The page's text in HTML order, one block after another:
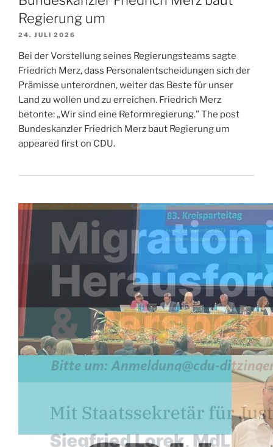
Regierung um
24. JULI 2026
Bei der Vorstellung seines Regierungsteams sagte
Friedrich Merz, dass Personalentscheidungen sich der
Prämisse unterordnen, weiter das Beste für unser
Land zu wollen und zu erreichen. Friedrich Merz
betonte: „Wir sind eine Reformregierung.” The post
Bundeskanzler Friedrich Merz baut Regierung um
appeared first on CDU.